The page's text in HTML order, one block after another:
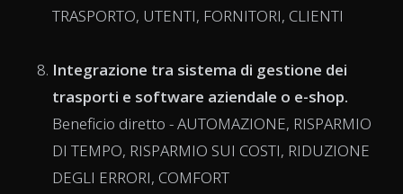
TRASPORTO, UTENTI, FORNITORI, CLIENTI
Integrazione tra sistema di gestione dei
trasporti e software aziendale o e-shop.
Beneficio diretto - AUTOMAZIONE, RISPARMIO
DI TEMPO, RISPARMIO SUI COSTI, RIDUZIONE
DEGLI ERRORI, COMFORT